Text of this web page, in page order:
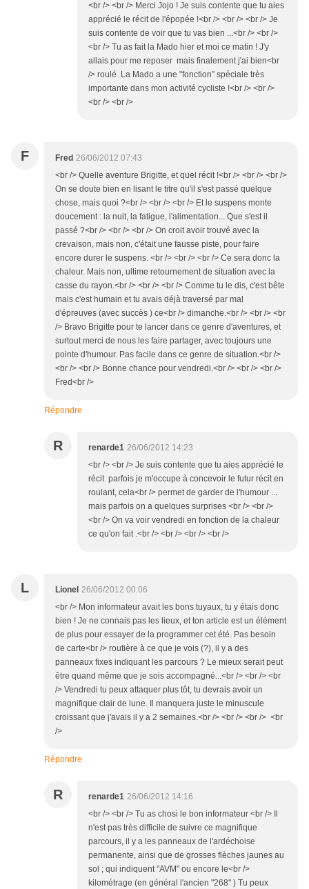
<br /> <br /> Merci Jojo ! Je suis contente que tu aies
apprécié le récit de l'épopée !<br /> <br /> <br /> Je
suis contente de voir que tu vas bien ...<br /> <br />
<br /> Tu as fait la Mado hier et moi ce matin ! J'y
allais pour me reposer mais finalement j'ai bien<br
/> roulé La Mado a une "fonction" spéciale très
importante dans mon activité cycliste !<br /> <br />
<br /> <br />
F Fred 26/06/2012 07:43
<br /> Quelle aventure Brigitte, et quel récit !<br /> <br /> <br />
On se doute bien en lisant le titre qu'il s'est passé quelque
chose, mais quoi ?<br /> <br /> <br /> Et le suspens monte
doucement : la nuit, la fatigue, l'alimentation... Que s'est il
passé ?<br /> <br /> <br /> On croit avoir trouvé avec la
crevaison, mais non, c'était une fausse piste, pour faire
encore durer le suspens. <br /> <br /> <br /> Ce sera donc la
chaleur. Mais non, ultime retournement de situation avec la
casse du rayon.<br /> <br /> <br /> Comme tu le dis, c'est bête
mais c'est humain et tu avais déjà traversé par mal
d'épreuves (avec succès ) ce<br /> dimanche.<br /> <br /> <br
/> Bravo Brigitte pour te lancer dans ce genre d'aventures, et
surtout merci de nous les faire partager, avec toujours une
pointe d'humour. Pas facile dans ce genre de situation.<br />
<br /> <br /> Bonne chance pour vendredi.<br /> <br /> <br />
Fred<br />
Répondre
R renarde1 26/06/2012 14:23
<br /> <br /> Je suis contente que tu aies apprécié le
récit parfois je m'occupe à concevoir le futur récit en
roulant, cela<br /> permet de garder de l'humour ...
mais parfois on a quelques surprises <br /> <br />
<br /> On va voir vendredi en fonction de la chaleur
ce qu'on fait .<br /> <br /> <br /> <br />
L Lionel 26/06/2012 00:06
<br /> Mon informateur avait les bons tuyaux, tu y étais donc
bien ! Je ne connais pas les lieux, et ton article est un élément
de plus pour essayer de la programmer cet été. Pas besoin
de carte<br /> routière à ce que je vois (?), il y a des
panneaux fixes indiquant les parcours ? Le mieux serait peut
être quand même que je sois accompagné...<br /> <br /> <br
/> Vendredi tu peux attaquer plus tôt, tu devrais avoir un
magnifique clair de lune. Il manquera juste le minuscule
croissant que j'avais il y a 2 semaines.<br /> <br /> <br /> <br
/>
Répondre
R renarde1 26/06/2012 14:16
<br /> <br /> Tu as chosi le bon informateur <br /> Il
n'est pas très difficile de suivre ce magnifique
parcours, il y a les panneaux de l'ardéchoise
permanente, ainsi que de grosses flèches jaunes au
sol ; qui indiquent "AVM" ou encore le<br />
kilométrage (en général l'ancien "268" ) Tu peux